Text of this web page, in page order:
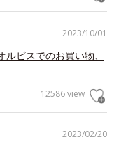
2023/10/01
ビスでのお買い物、
12586 view
2023/02/20